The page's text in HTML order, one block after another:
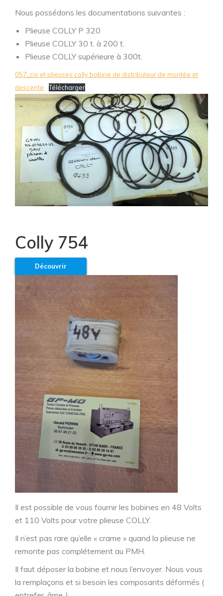
Nous possédons les documentations suivantes :
Plieuse COLLY P 320
Plieuse COLLY 30 t. à 200 t.
Plieuse COLLY supérieure à 300t.
057_cis et plieuses colly bobine de distributeur de montée et
descente
Télécharger
Colly 754
Découvrir
Il est possible de vous fournir les bobines en 48 Volts
et 110 Volts pour votre plieuse COLLY.
Il n’est pas rare qu’elle « crame » quand la plieuse ne
remonte pas complétement au PMH.
Il faut déposer la bobine et nous l’envoyer. Nous vous
la remplaçons et si besoin les composants déformés (